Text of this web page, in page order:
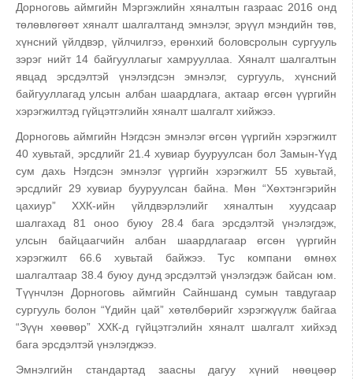
Дорноговь аймгийн Мэргэжлийн хяналтын газраас 2016 онд
төлөвлөгөөт хяналт шалгалтанд эмнэлэг, эрүүл мэндийн төв,
хүнсний үйлдвэр, үйлчилгээ, ерөнхий боловсролын сургууль
зэрэг нийт 14 байгууллагыг хамрууллаа. Хяналт шалгалтын
явцад эрсдэлтэй үнэлэгдсэн эмнэлэг, сургууль, хүнсний
байгууллагад улсын албан шаардлага, актаар өгсөн үүргийн
хэрэгжилтэд гүйцэтгэлийн хяналт шалгалт хийжээ.
Дорноговь аймгийн Нэгдсэн эмнэлэг өгсөн үүргийн хэрэгжилт
40 хувьтай, эрсдлийг 21.4 хувиар бууруулсан бол Замын-Үүд
сум дахь Нэгдсэн эмнэлэг үүргийн хэрэгжилт 55 хувьтай,
эрсдлийг 29 хувиар бууруулсан байна. Мөн “Хөхтэнгэрийн
цахиур” ХХК-ийн үйлдвэрлэлийг хяналтын хуудсаар
шалгахад 81 оноо буюу 28.4 бага эрсдэлтэй үнэлэгдэж,
улсын байцаагчийн албан шаардлагаар өгсөн үүргийн
хэрэгжилт 66.6 хувьтай байжээ. Тус компани өмнөх
шалгалтаар 38.4 буюу дунд эрсдэлтэй үнэлэгдэж байсан юм.
Түүнчлэн Дорноговь аймгийн Сайншанд сумын тавдугаар
сургууль болон “Үдийн цай” хөтөлбөрийг хэрэгжүүлж байгаа
“Зүүн хөөвөр” ХХК-д гүйцэтгэлийн хяналт шалгалт хийхэд
бага эрсдэлтэй үнэлэгджээ.
Эмнэлгийн стандартад заасны дагуу хүний нөөцөөр